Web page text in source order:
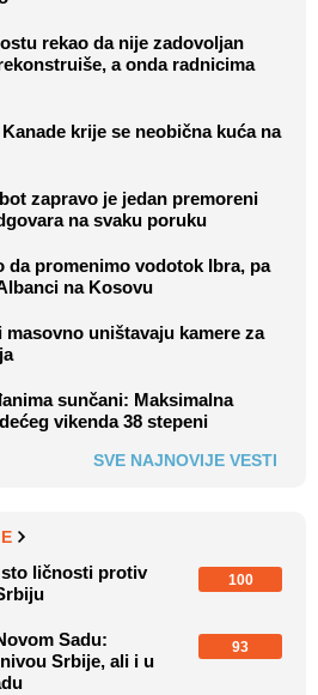
rekao da nije zadovoljan
a onda radnicima
krije se neobična kuća na
zapravo je jedan premoreni
na svaku poruku
da promenimo vodotok Ibra, pa
na Kosovu
masovno uništavaju kamere za
sunčani: Maksimalna
vikenda 38 stepeni
SVE NAJNOVIJE VESTI
ličnosti protiv
100
Sadu:
Srbije, ali i u
93